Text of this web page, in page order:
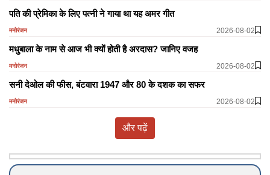
पति की प्रेमिका के लिए पत्नी ने गाया था यह अमर गीत
मनोरंजन 2026-08-02
मधुबाला के नाम से आज भी क्यों होती है अरदास? जानिए वजह
मनोरंजन 2026-08-02
सनी देओल की फीस, बंटवारा 1947 और 80 के दशक का सफर
मनोरंजन 2026-08-02
और पढ़ें